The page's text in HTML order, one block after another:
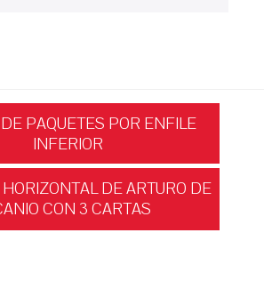
PAQUETES POR ENFILE
INFERIOR
DE ARTURO DE
CON 3 CARTAS